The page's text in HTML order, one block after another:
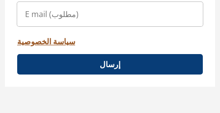
سياسة الخصوصية
إرسال